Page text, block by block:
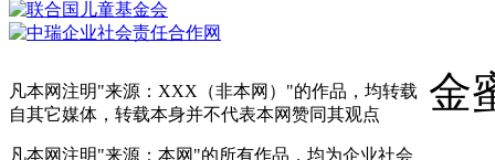
凡本网注明"来源：XXX（非本网）"的作品，均转载
自其它媒体，转载本身并不代表本网赞同其观点
凡本网注明"来源：本网"的所有作品，均为企业社会
金